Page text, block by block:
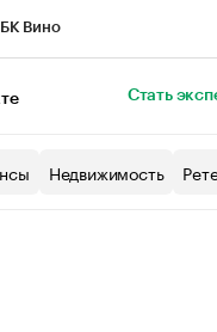
Вино
Стать
Недвижимость